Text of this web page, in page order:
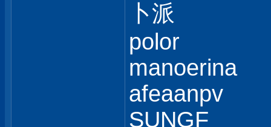
卜派
polor
manoerina
afeaanpv
SUNGF